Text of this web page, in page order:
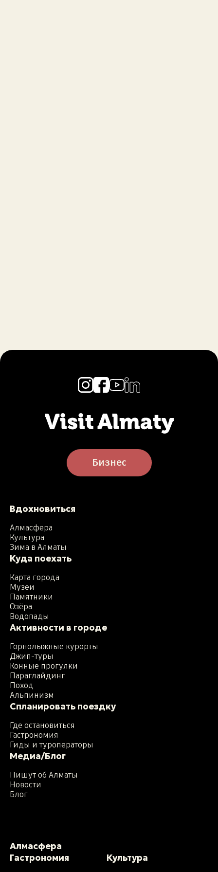
Бизнес
Вдохновиться
Алмасфера
Культура
Зима в Алматы
Куда поехать
Карта города
Музеи
Памятники
Озёра
Водопады
Активности в городе
Горнолыжные курорты
Джип-туры
Конные прогулки
Параглайдинг
Поход
Альпинизм
Спланировать поездку
Где остановиться
Гастрономия
Гиды и туроператоры
Медиа/Блог
Пишут об Алматы
Новости
Блог
Алмасфера
Гастрономия
Культура